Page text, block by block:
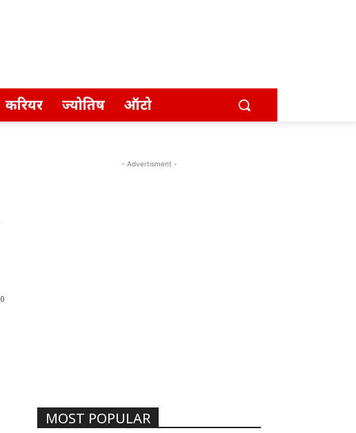
करियर ज्योतिष ऑटो
0
- Advertisment -
MOST POPULAR